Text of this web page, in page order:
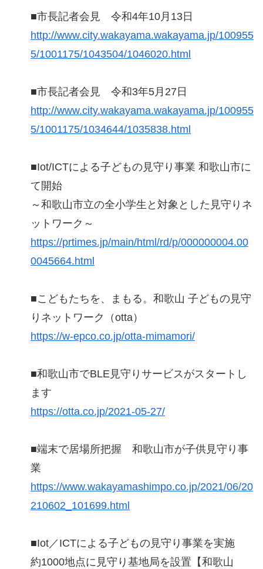
■市長記者会見 令和4年10月13日
http://www.city.wakayama.wakayama.jp/100955
5/1001175/1043504/1046020.html
■市長記者会見 令和3年5月27日
http://www.city.wakayama.wakayama.jp/100955
5/1001175/1034644/1035838.html
■Iot/ICTによる子どもの見守り事業 和歌山市に
て開始
～和歌山市立の全小学生と対象とした見守りネ
ットワーク～
https://prtimes.jp/main/html/rd/p/000000004.00
0045664.html
■こどもたちを、まもる。和歌山 子どもの見守
りネットワーク（otta）
https://w-epco.co.jp/otta-mimamori/
■和歌山市でBLE見守りサービスがスタートし
ます
https://otta.co.jp/2021-05-27/
■端末で居場所把握 和歌山市が子供見守り事
業
https://www.wakayamashimpo.co.jp/2021/06/20
210602_101699.html
■Iot／ICTによる子どもの見守り事業を実施
約1000地点に見守り基地局を設置【和歌山